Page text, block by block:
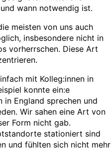
wann notwendig ist.
meisten von uns auch
insbesondere nicht in
vorherrschen. Diese Art
mit Kolleg:innen in
konnte ein:e
in England sprechen und
Wir sahen eine Art von
Form nicht gab.
stationiert sind
und fühlten sich nicht mehr